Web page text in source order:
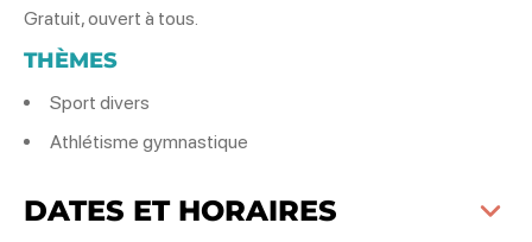
Gratuit, ouvert à tous.
THÈMES
Sport divers
Athlétisme gymnastique
DATES ET HORAIRES